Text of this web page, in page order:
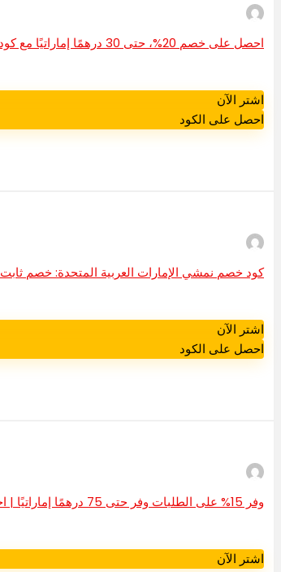
احصل على خصم 20%، حتى 30 درهمًا إماراتيًا مع كود خصم SIVVI – استمتع بأفضل عروض وخصومات SIVVI في الإمارات العربية المتحدة
اشتر الآن
احصل على الكود
كود خصم نمشي الإمارات العربية المتحدة: خصم ثابت 20% للعملاء الجدد
اشتر الآن
احصل على الكود
وفر 15% على الطلبات وفر حتى 75 درهمًا إماراتيًا | احصل على خصومات حصرية على أمازون
اشتر الآن